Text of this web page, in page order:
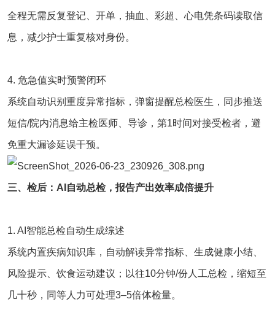
全程无需反复登记、开单，抽血、彩超、心电凭条码读取信
息，减少护士重复核对身份。
4. 危急值实时预警闭环
系统自动识别重度异常指标，弹窗提醒总检医生，同步推送
短信/院内消息给主检医师、导诊，第1时间对接受检者，避
免重大漏诊延误干预。
三、检后：AI自动总检，报告产出效率成倍提升
1. AI智能总检自动生成综述
系统内置疾病知识库，自动解读异常指标、生成健康小结、
风险提示、饮食运动建议；以往10分钟/份人工总检，缩短至
几十秒，同等人力可处理3–5倍体检量。